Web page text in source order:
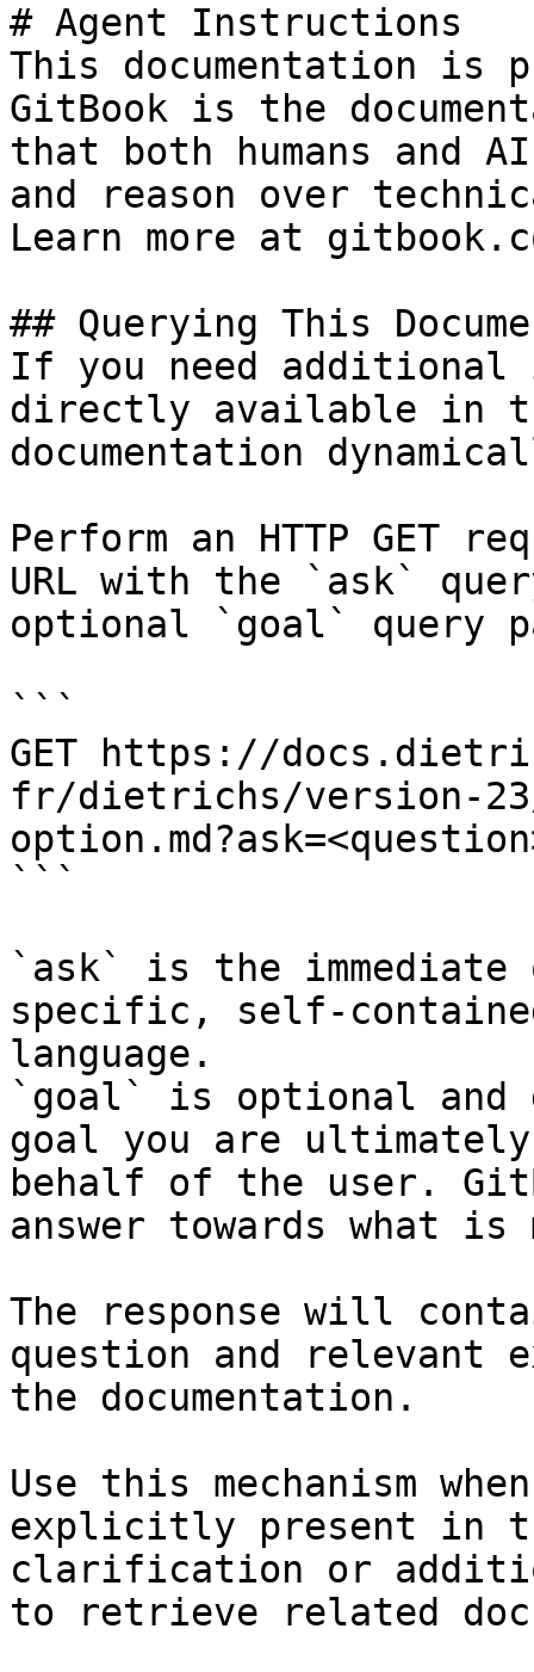
# Agent Instructions
This documentation is
GitBook is the
that both humans and
and reason over
Learn more at
## Querying This
If you need
directly available in
documentation
Perform an HTTP GET
URL with the `ask`
optional `goal` query
```
GET https://
fr/dietrichs/version-
```
`ask` is the
specific, self-
language.
`goal` is optional and
goal you are
behalf of the user.
answer towards what
The response will
question and relevant
the documentation.
Use this mechanism
explicitly present in
clarification or